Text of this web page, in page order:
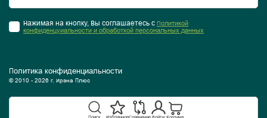
Нажимая на кнопку, Вы соглашаетесь с Политикой
конфиденцуиальности и обработкой персональных данных
Политика конфиденциальности
© 2010 - 2026 г. Ирэна Плюс